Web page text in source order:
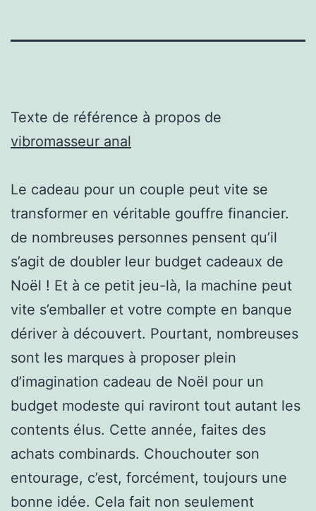
Texte de référence à propos de
vibromasseur anal
Le cadeau pour un couple peut vite se
transformer en véritable gouffre financier.
de nombreuses personnes pensent qu’il
s’agit de doubler leur budget cadeaux de
Noël ! Et à ce petit jeu-là, la machine peut
vite s’emballer et votre compte en banque
dériver à découvert. Pourtant, nombreuses
sont les marques à proposer plein
d’imagination cadeau de Noël pour un
budget modeste qui raviront tout autant les
contents élus. Cette année, faites des
achats combinards. Chouchouter son
entourage, c’est, forcément, toujours une
bonne idée. Cela fait non seulement